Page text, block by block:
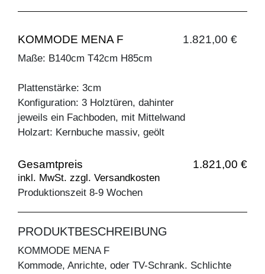
KOMMODE MENA F 1.821,00 €
Maße: B140cm T42cm H85cm
Plattenstärke: 3cm
Konfiguration: 3 Holztüren, dahinter
jeweils ein Fachboden, mit Mittelwand
Holzart: Kernbuche massiv, geölt
Gesamtpreis 1.821,00 €
inkl. MwSt. zzgl. Versandkosten
Produktionszeit 8-9 Wochen
PRODUKTBESCHREIBUNG
KOMMODE MENA F
Kommode, Anrichte, oder TV-Schrank. Schlichte